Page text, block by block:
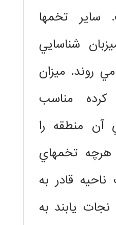
ساير تخمها
شناسايي
روند. ميزان
مناسب
آن منطقه را
تخمهاي
قادر به
يابند به